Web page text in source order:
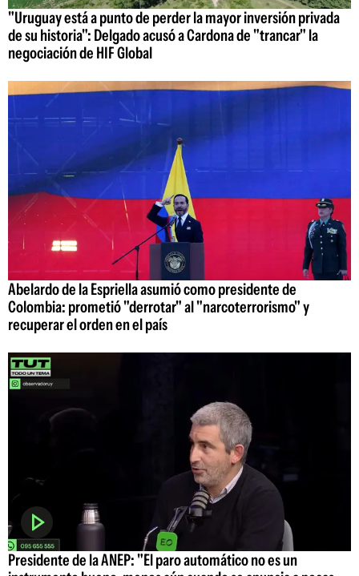
"Uruguay está a punto de perder la mayor inversión privada
de su historia": Delgado acusó a Cardona de "trancar" la
negociación de HIF Global
Abelardo de la Espriella asumió como presidente de
Colombia: prometió "derrotar" al "narcoterrorismo" y
recuperar el orden en el país
Presidente de la ANEP: "El paro automático no es un